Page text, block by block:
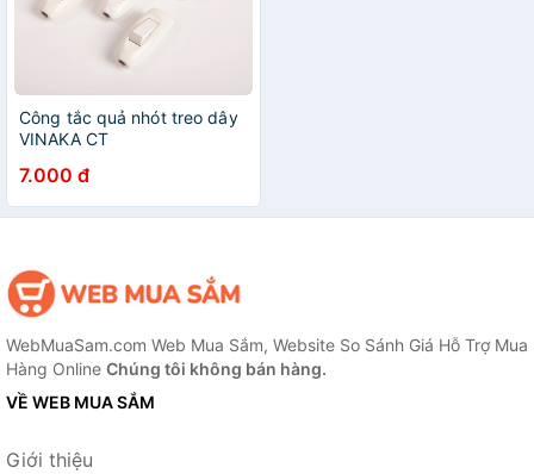
Công tắc quả nhót treo dây
VINAKA CT
7.000 đ
WebMuaSam.com Web Mua Sắm, Website So Sánh Giá Hỗ Trợ Mua
Hàng Online Chúng tôi không bán hàng.
VỀ WEB MUA SẮM
Giới thiệu